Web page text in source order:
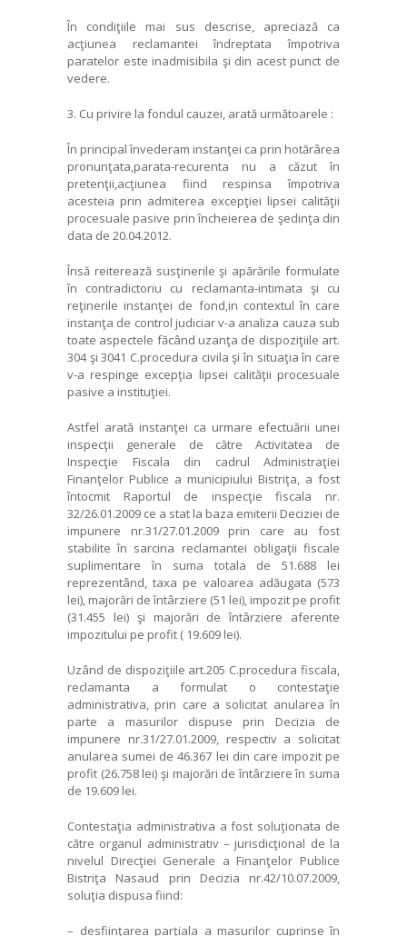
În condiţiile mai sus descrise, apreciază ca
acţiunea reclamantei îndreptata împotriva
paratelor este inadmisibila şi din acest punct de
vedere.
3. Cu privire la fondul cauzei, arată următoarele :
În principal învederam instanţei ca prin hotărârea
pronunţata,parata-recurenta nu a căzut în
pretenţii,acţiunea fiind respinsa împotriva
acesteia prin admiterea excepţiei lipsei calităţii
procesuale pasive prin încheierea de şedinţa din
data de 20.04.2012.
Însă reiterează susţinerile şi apărările formulate
în contradictoriu cu reclamanta-intimata şi cu
reţinerile instanţei de fond,in contextul în care
instanţa de control judiciar v-a analiza cauza sub
toate aspectele făcând uzanţa de dispoziţiile art.
304 şi 3041 C.procedura civila şi în situaţia în care
v-a respinge excepţia lipsei calităţii procesuale
pasive a instituţiei.
Astfel arată instanţei ca urmare efectuării unei
inspecţii generale de către Activitatea de
Inspecţie Fiscala din cadrul Administraţiei
Finanţelor Publice a municipiului Bistriţa, a fost
întocmit Raportul de inspecţie fiscala nr.
32/26.01.2009 ce a stat la baza emiterii Deciziei de
impunere nr.31/27.01.2009 prin care au fost
stabilite în sarcina reclamantei obligaţii fiscale
suplimentare în suma totala de 51.688 lei
reprezentând, taxa pe valoarea adăugata (573
lei), majorări de întârziere (51 lei), impozit pe profit
(31.455 lei) şi majorări de întârziere aferente
impozitului pe profit ( 19.609 lei).
Uzând de dispoziţiile art.205 C.procedura fiscala,
reclamanta a formulat o contestaţie
administrativa, prin care a solicitat anularea în
parte a masurilor dispuse prin Decizia de
impunere nr.31/27.01.2009, respectiv a solicitat
anularea sumei de 46.367 lei din care impozit pe
profit (26.758 lei) şi majorări de întârziere în suma
de 19.609 lei.
Contestaţia administrativa a fost soluţionata de
către organul administrativ – jurisdicţional de la
nivelul Direcţiei Generale a Finanţelor Publice
Bistriţa Nasaud prin Decizia nr.42/10.07.2009,
soluţia dispusa fiind:
– desfiinţarea parţiala a masurilor cuprinse în